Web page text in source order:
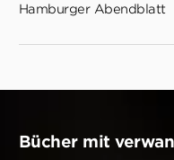
Hamburger Abendblatt
Bücher mit